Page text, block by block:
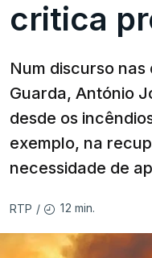
critica
Num discurso nas
Guarda, António
desde os
exemplo, na
necessidade de
RTP / 12 min.